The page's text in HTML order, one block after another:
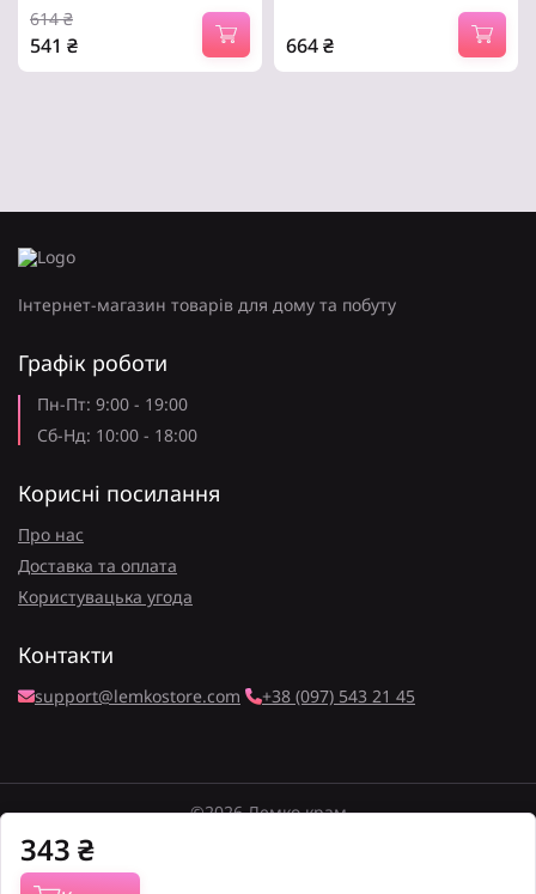
343 ₴
614₴
541 ₴ 664₴
Інтернет-магазин товарів для дому та побуту
Графік роботи
Пн-Пт: 9:00 - 19:00
Сб-Нд: 10:00 - 18:00
Корисні посилання
Про нас
Доставка та оплата
Користувацька угода
Контакти
support@lemkostore.com +38 (097) 543 21 45
©2026 Лемко крам